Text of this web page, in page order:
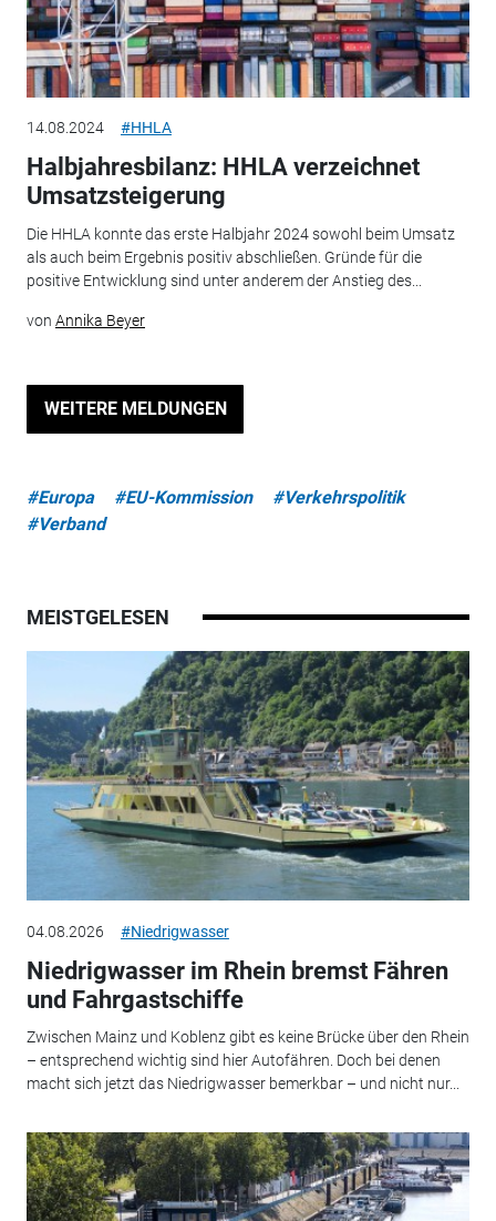
14.08.2024 #HHLA
Halbjahresbilanz: HHLA verzeichnet
Umsatzsteigerung
Die HHLA konnte das erste Halbjahr 2024 sowohl beim Umsatz
als auch beim Ergebnis positiv abschließen. Gründe für die
positive Entwicklung sind unter anderem der Anstieg des...
von Annika Beyer
WEITERE MELDUNGEN
#Europa #EU-Kommission
#Verkehrspolitik
#Verband
MEISTGELESEN
04.08.2026 #Niedrigwasser
Niedrigwasser im Rhein bremst Fähren
und Fahrgastschiffe
Zwischen Mainz und Koblenz gibt es keine Brücke über den Rhein
– entsprechend wichtig sind hier Autofähren. Doch bei denen
macht sich jetzt das Niedrigwasser bemerkbar – und nicht nur...